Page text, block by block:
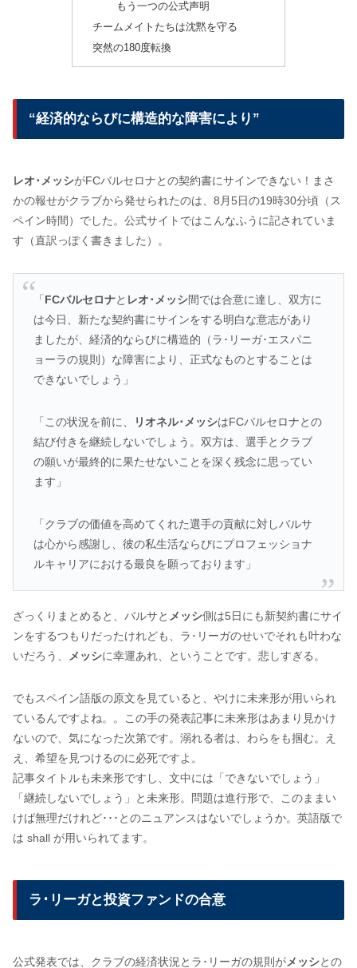
もう一つの公式声明
チームメイトたちは沈黙を守る
突然の180度転換
“経済的ならびに構造的な障害により”
レオ･メッシがFCバルセロナとの契約書にサインできない！まさ
かの報せがクラブから発せられたのは、8月5日の19時30分頃（ス
ペイン時間）でした。公式サイトではこんなふうに記されていま
す（直訳っぽく書きました）。
「 FCバルセロナと レオ･メッシ間では合意に達し、双方に
は今日、新たな契約書にサインをする明白な意志があり
ましたが、経済的ならびに構造的（ラ･リーガ･エスパニ
ョーラの規則）な障害により、正式なものとすることは
できないでしょう」
「この状況を前に、 リオネル･メッシはFCバルセロナとの
結び付きを継続しないでしょう。双方は、選手とクラブ
の願いが最終的に果たせないことを深く残念に思ってい
ます」
「クラブの価値を高めてくれた選手の貢献に対しバルサ
は心から感謝し、彼の私生活ならびにプロフェッショナ
ルキャリアにおける最良を願っております」
ざっくりまとめると、バルサと メッシ側は5日にも新契約書にサイ
ンをするつもりだったけれども、ラ･リーガのせいでそれも叶わな
いだろう、
メッシに幸運あれ、ということです。悲しすぎる。
でもスペイン語版の原文を見ていると、やけに未来形が用いられ
ているんですよね。。この手の発表記事に未来形はあまり見かけ
ないので、気になった次第です。溺れる者は、わらをも掴む。え
え、希望を見つけるのに必死ですよ。
記事タイトルも未来形ですし、文中には「できないでしょう」
「継続しないでしょう」と未来形。問題は進行形で、このままい
けば無理だけれど･･･とのニュアンスはないでしょうか。英語版で
は shall が用いられてます。
ラ･リーガと投資ファンドの合意
公式発表では、クラブの経済状況とラ･リーガの規則がメッシとの